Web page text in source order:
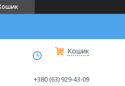
Кошик
+380 (63) 929-43-09